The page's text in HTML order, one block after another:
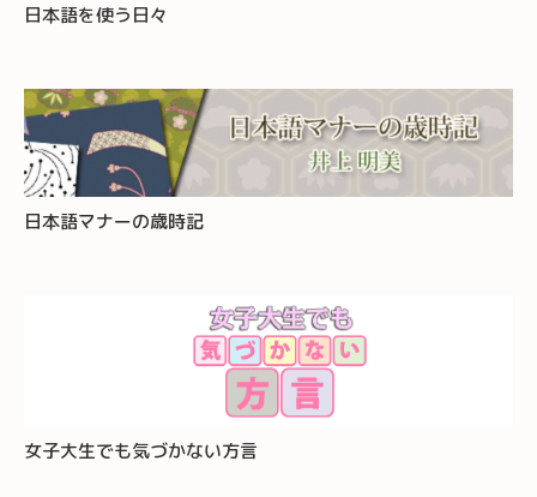
日本語を使う日々
日本語マナーの歳時記
女子大生でも気づかない方言